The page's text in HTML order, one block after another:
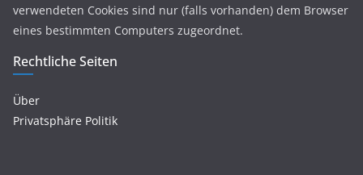
verwendeten Cookies sind nur (falls vorhanden) dem Browser
eines bestimmten Computers zugeordnet.
Rechtliche Seiten
Über
Privatsphäre Politik